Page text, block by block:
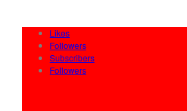
Likes
Followers
Subscribers
Followers